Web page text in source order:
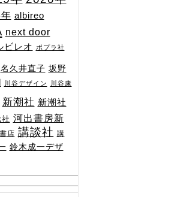
albireo
next door
ビレオ ポプラ社
名久井直子 坂野
川谷デザイン 川谷康
新潮社 新潮社
河出書房新
店 講談社 講
鈴木成一デザ